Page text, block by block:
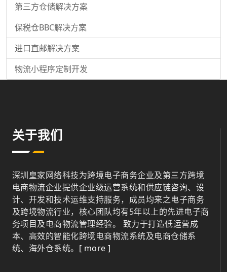
第三方仓储解决方案
保税仓BBC解决方案
进口直邮解决方案
物流小程序定制开发
关于我们
深圳皇家网络科技为跨境电子商务企业及第三方跨境
电商物流企业提供企业级运营系统和供应链咨询、设
计、开发和技术运维支持服务，成员均来之电子商务
及跨境物流行业，核心团队均有5年以上的先进电子商
务项目及电商物流管理经验。 致力于打造低运营成
本、高效的智能化跨境电商物流系统及电商仓储系
统、海外仓系统。 [ more ]